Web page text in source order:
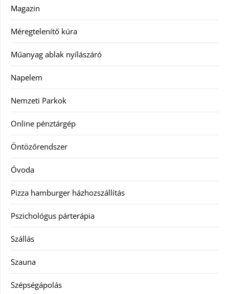
Magazin
Méregtelenítő kúra
Műanyag ablak nyílászáró
Napelem
Nemzeti Parkok
Online pénztárgép
Öntözőrendszer
Óvoda
Pizza hamburger házhozszállítás
Pszichológus párterápia
Szállás
Szauna
Szépségápolás